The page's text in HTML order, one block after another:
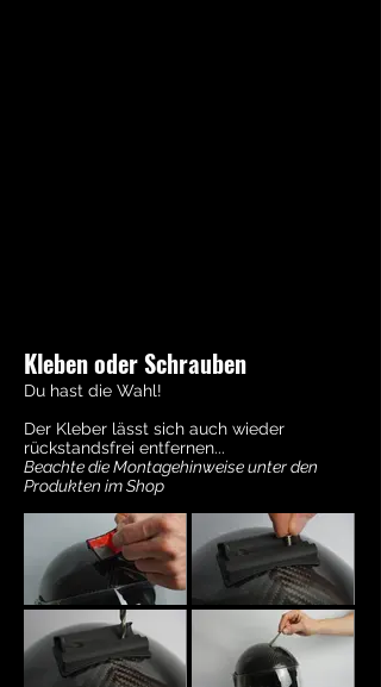
Kleben oder Schrauben
Du hast die Wahl!
Der Kleber lässt sich auch wieder
rückstandsfrei entfernen...
Beachte die Montagehinweise unter den
Produkten im Shop